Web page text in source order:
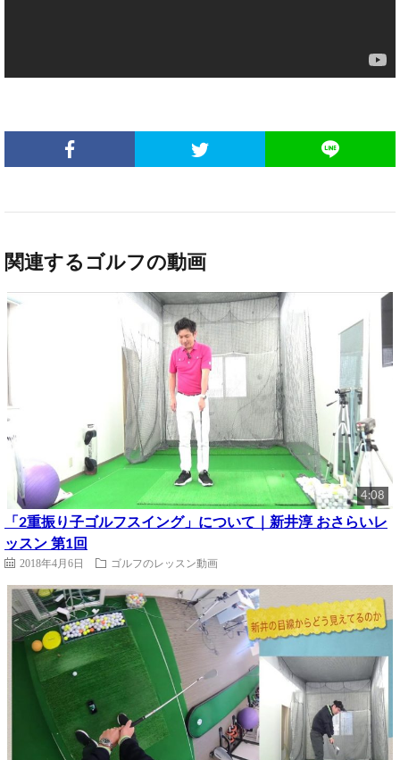
関連するゴルフの動画
4:08
「2重振り子ゴルフスイング」について｜新井淳 おさらいレ
ッスン 第1回
2018年4月6日 ゴルフのレッスン動画